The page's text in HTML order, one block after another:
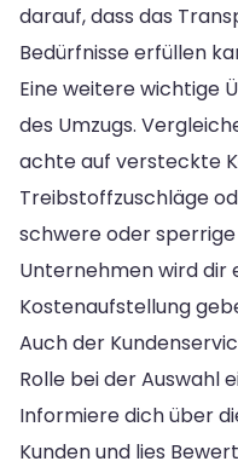
darauf, dass das
Bedürfnisse erfüllen
Eine weitere wichtige
des Umzugs.
achte auf versteckte
Treibstoffzuschläge
schwere oder sperrige
Unternehmen wird
Kostenaufstellung
Auch der
Rolle bei der Auswahl
Informiere dich über
Kunden und lies